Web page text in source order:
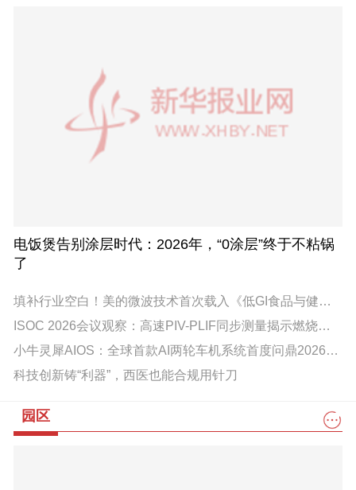
电饭煲告别涂层时代：2026年，“0涂层”终于不粘锅
了
填补行业空白！美的微波技术首次载入《低GI食品与健康白皮书》
ISOC 2026会议观察：高速PIV-PLIF同步测量揭示燃烧流动-反应耦合机制
小牛灵犀AIOS：全球首款AI两轮车机系统首度问鼎2026红点奖
科技创新铸“利器”，西医也能合规用针刀
园区